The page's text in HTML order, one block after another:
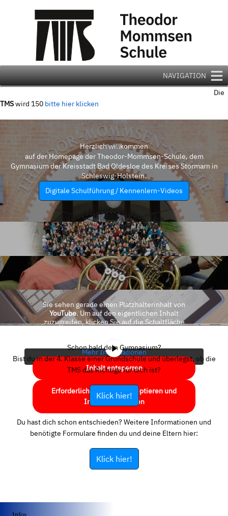
NAVIGATION
Die
TMSwird 150 bitte hier klicken
Herzlich willkommen
auf der Homepage der Theodor-Mommsen-Schule, dem
Gymnasium der Kreisstadt Bad Oldesloe des Kreises Stormarn in
Schleswig-Holstein.
Digitale Schulführung / Kennenlern-Videos
Sie sehen gerade einen Platzhalterinhalt von
YouTube. Um auf den eigentlichen Inhalt
zuzugreifen, klicken Sie auf die Schaltfläche
Mehr Informationen
Inhalt entsperren
Erforderlichen Service akzeptieren und
Inhalte entsperren
Schon bald dein Gymnasium?
Bist du in der 4. Klasse einer Grundschule und überlegst, ob die
TMS das Richtige für dich ist?
Klick hier!
Du hast dich schon entschieden? Weitere Informationen und
benötigte Formulare finden du und deine Eltern hier:
Klick hier!